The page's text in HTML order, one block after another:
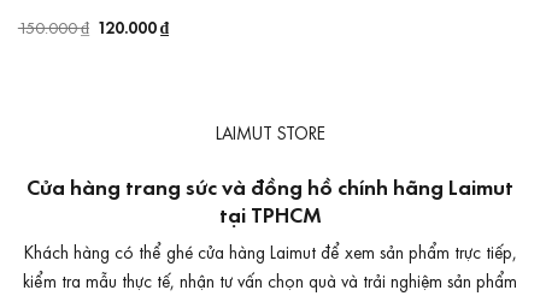
150.000₫ Giá
120.000₫
LAIMUT STORE
Cửa hàng trang sức và đồng hồ chính hãng Laimut
tại TPHCM
Khách hàng có thể ghé cửa hàng Laimut để xem sản phẩm trực tiếp,
kiểm tra mẫu thực tế, nhận tư vấn chọn quà và trải nghiệm sản phẩm